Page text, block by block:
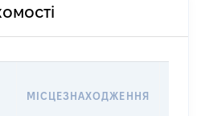
МІСЦЕЗНАХОДЖЕННЯ